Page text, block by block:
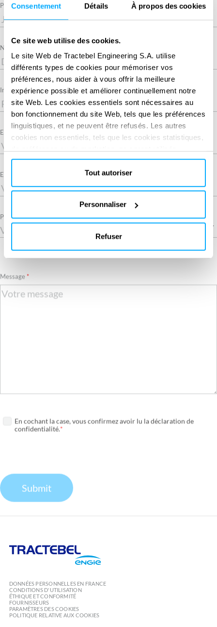
Consentement Détails À propos des cookies
Ce site web utilise des cookies.
Le site Web de Tractebel Engineering S.A. utilise
différents types de cookies pour mémoriser vos
préférences, nous aider à vous offrir la meilleure
expérience possible et améliorer continuellement notre
site Web. Les cookies essentiels sont nécessaires au
bon fonctionnement du site Web, tels que les préférences
linguistiques, et ne peuvent être refusés. Les autres
cookies non essentiels, tels que les cookies statistiques,
qu'après avoir cliqué sur « Accepter tout ». Pour plus
d'informations, veuillez consulter notre politique en
matière de cookies dans la section « À propos » et au
Tout autoriser
Personnaliser
Refuser
PrénomRequired
Nom
Intitulé du poste
Entreprise
Email
Pays
Message Required
En cochant la case, vous confirmez avoir lu la déclaration de
confidentialité.
Required
Submit
Engie
DONNÉES PERSONNELLES EN FRANCE
CONDITIONS D'UTILISATION
ÉTHIQUE ET CONFORMITÉ
FOURNISSEURS
PARAMÈTRES DES COOKIES
POLITIQUE RELATIVE AUX COOKIES